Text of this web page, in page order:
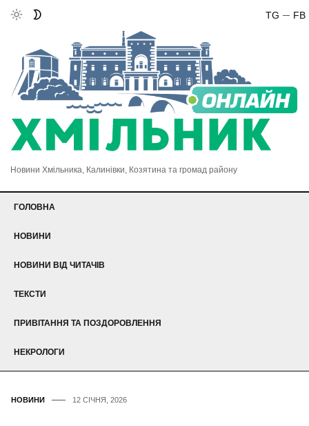
FB
TG
Новини Хмільника, Калинівки, Козятина та громад району
ГОЛОВНА
НОВИНИ
НОВИНИ ВІД ЧИТАЧІВ
ТЕКСТИ
ПРИВІТАННЯ ТА ПОЗДОРОВЛЕННЯ
НЕКРОЛОГИ
НОВИНИ 12 СІЧНЯ, 2026